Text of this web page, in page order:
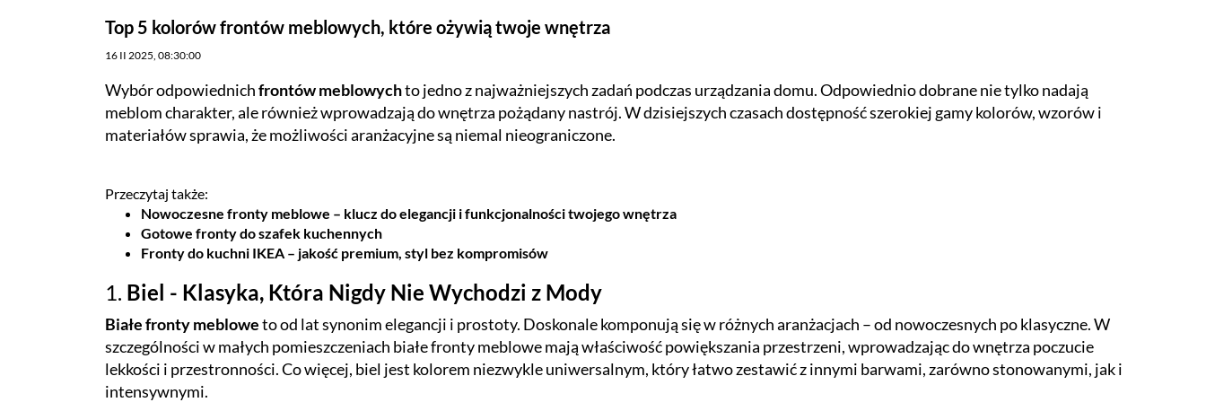
Top 5 kolorów frontów meblowych, które ożywią twoje wnętrza
16 II 2025, 08:30:00
Wybór odpowiednichfrontów meblowychto jedno z najważniejszych zadań podczas urządzania domu. Odpowiednio dobrane nie tylko nadają
meblom charakter, ale również wprowadzają do wnętrza pożądany nastrój. W dzisiejszych czasach dostępność szerokiej gamy kolorów, wzorów i
materiałów sprawia, że możliwości aranżacyjne są niemal nieograniczone.
Przeczytaj także:
Nowoczesne fronty meblowe – klucz do elegancji i funkcjonalności twojego wnętrza
Gotowe fronty do szafek kuchennych
Fronty do kuchni IKEA – jakość premium, styl bez kompromisów
1. Biel - Klasyka, Która Nigdy Nie Wychodzi z Mody
Białefrontymebloweto od lat synonim elegancji i prostoty. Doskonale komponują się w różnych aranżacjach – od nowoczesnych po klasyczne. W
szczególności w małych pomieszczeniach białe fronty meblowe mają właściwość powiększania przestrzeni, wprowadzając do wnętrza poczucie
lekkości i przestronności. Co więcej, biel jest kolorem niezwykle uniwersalnym, który łatwo zestawić z innymi barwami, zarówno stonowanymi, jak i
intensywnymi.